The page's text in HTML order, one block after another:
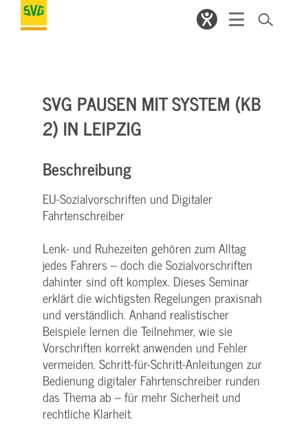
SVG PAUSEN MIT SYSTEM (KB
2) IN LEIPZIG
Beschreibung
EU-Sozialvorschriften und Digitaler
Fahrtenschreiber
Lenk- und Ruhezeiten gehören zum Alltag
jedes Fahrers – doch die Sozialvorschriften
dahinter sind oft komplex. Dieses Seminar
erklärt die wichtigsten Regelungen praxisnah
und verständlich. Anhand realistischer
Beispiele lernen die Teilnehmer, wie sie
Vorschriften korrekt anwenden und Fehler
vermeiden. Schritt-für-Schritt-Anleitungen zur
Bedienung digitaler Fahrtenschreiber runden
das Thema ab – für mehr Sicherheit und
rechtliche Klarheit.